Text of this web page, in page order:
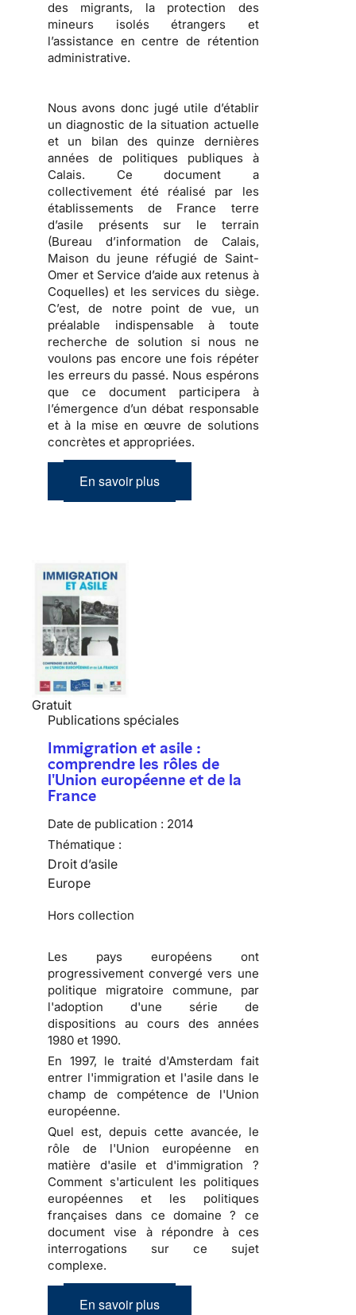
des migrants, la protection des
mineurs isolés étrangers et
l’assistance en centre de rétention
administrative.
Nous avons donc jugé utile d’établir
un diagnostic de la situation actuelle
et un bilan des quinze dernières
années de politiques publiques à
Calais. Ce document a
collectivement été réalisé par les
établissements de France terre
d’asile présents sur le terrain
(Bureau d’information de Calais,
Maison du jeune réfugié de Saint-
Omer et Service d’aide aux retenus à
Coquelles) et les services du siège.
C’est, de notre point de vue, un
préalable indispensable à toute
recherche de solution si nous ne
voulons pas encore une fois répéter
les erreurs du passé. Nous espérons
que ce document participera à
l’émergence d’un débat responsable
et à la mise en œuvre de solutions
concrètes et appropriées.
En savoir plus
Gratuit
Publications spéciales
Immigration et asile :
comprendre les rôles de
l'Union européenne et de la
France
Date de publication : 2014
Thématique :
Droit d’asile
Europe
Hors collection
Les pays européens ont
progressivement convergé vers une
politique migratoire commune, par
l'adoption d'une série de
dispositions au cours des années
1980 et 1990.
En 1997, le traité d'Amsterdam fait
entrer l'immigration et l'asile dans le
champ de compétence de l'Union
européenne.
Quel est, depuis cette avancée, le
rôle de l'Union européenne en
matière d'asile et d'immigration ?
Comment s'articulent les politiques
européennes et les politiques
françaises dans ce domaine ? ce
document vise à répondre à ces
interrogations sur ce sujet
complexe.
En savoir plus